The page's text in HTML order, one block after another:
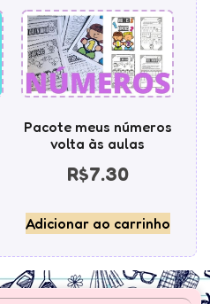
Pacote meus números
volta às aulas
R$7.30
Adicionar ao carrinho